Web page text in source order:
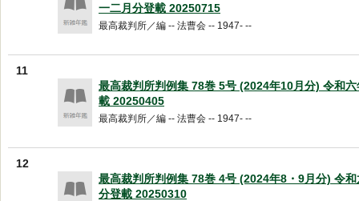
一二月分登載 20250715
最高裁判所／編 -- 法曹会 -- 1947- --
11
最高裁判所判例集 78巻 5号 (2024年10月分) 令和
載 20250405
最高裁判所／編 -- 法曹会 -- 1947- --
12
最高裁判所判例集 78巻 4号 (2024年8・9月分) 令
分登載 20250310